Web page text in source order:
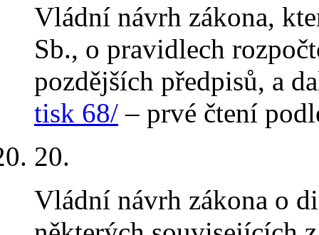
Vládní návrh zákona,
Sb., o pravidlech
pozdějších předpisů, a
tisk 68/ – prvé čtení
20.
Vládní návrh zákona o